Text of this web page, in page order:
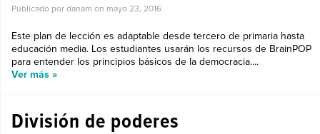
Publicado por danam on mayo 23, 2016
Este plan de lección es adaptable desde tercero de primaria hasta
educación media. Los estudiantes usarán los recursos de BrainPOP
para entender los principios básicos de la democracia....
Ver más »
División de poderes